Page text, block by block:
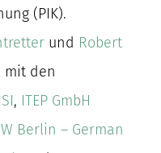
(PIK).
und Robert
mit den
, ITEP GmbH
Berlin – German